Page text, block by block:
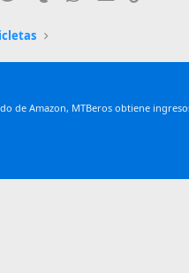
Trebuchet MS
de Amazon, MTBeros obtiene